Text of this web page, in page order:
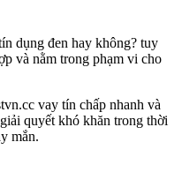
dụng đen hay không? tuy
và nằm trong phạm vi cho
vay tín chấp nhanh và
quyết khó khăn trong thời
mắn.